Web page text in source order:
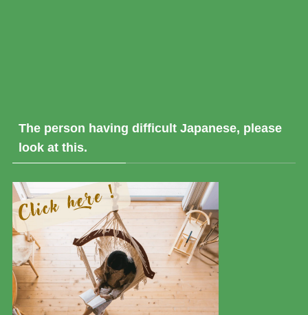
The person having difficult Japanese, please
look at this.